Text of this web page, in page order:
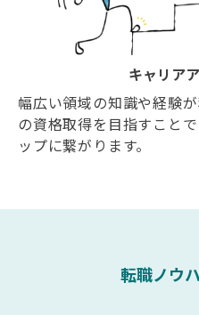
キャリア
幅広い領域の知識や経験
の資格取得を目指すこと
ップに繋がります。
転職ノウ